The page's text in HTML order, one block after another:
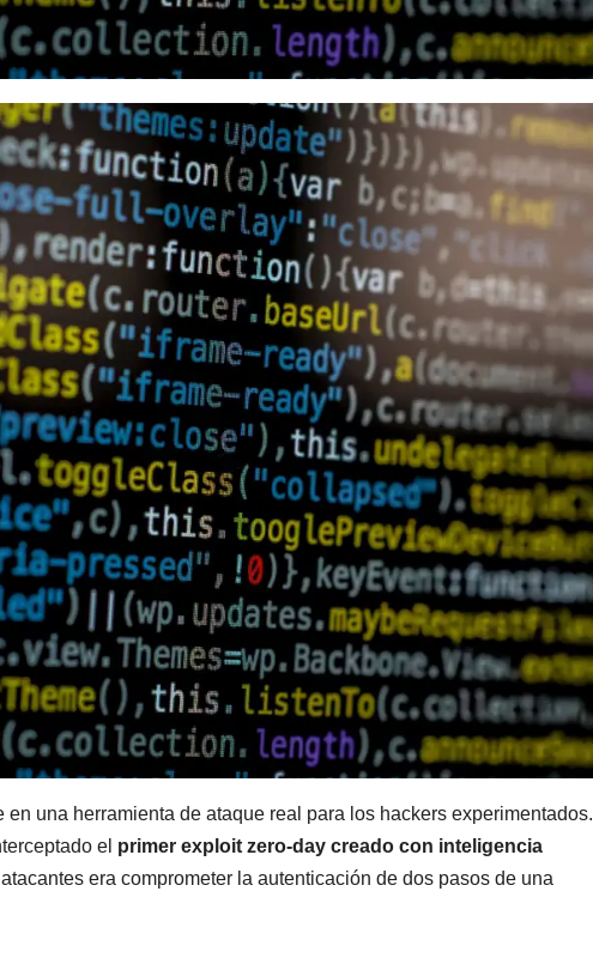
una herramienta de ataque real para los hackers experimentados.
el primer exploit zero-day creado con inteligencia
era comprometer la autenticación de dos pasos de una